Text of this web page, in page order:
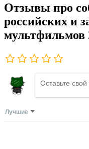
Отзывы про
российских и
мультфильмов
Лучшие